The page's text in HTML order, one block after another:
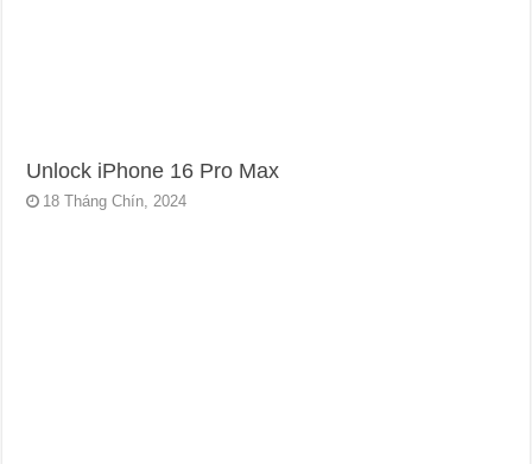
Unlock iPhone 16 Pro Max
18 Tháng Chín, 2024